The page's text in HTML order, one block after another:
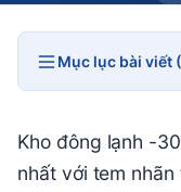
Mục lục bài viết
Kho đông lạnh -
nhất với tem